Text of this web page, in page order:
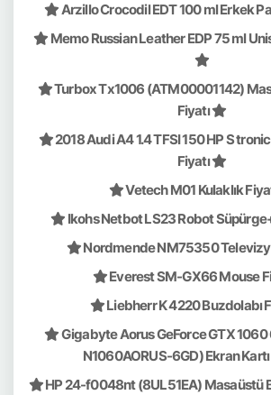
Arzillo Crocodil EDT 100 ml Erkek
Memo Russian Leather EDP 75 ml
Turbox Tx1006 (ATM00001142)
Fiyatı
2018 Audi A4 1.4 TFSI 150 HP S
Fiyatı
Vetech M01 Kulaklık
Ikohs Netbot LS23 Robot
Nordmende NM75350
Everest SM-GX66 Mouse
Liebherr K 4220 Buzdolabı
Gigabyte Aorus GeForce GTX 1060
N1060AORUS-6GD) Ekran Kartı
HP 24-f0048nt (8UL51EA) Masaüstü